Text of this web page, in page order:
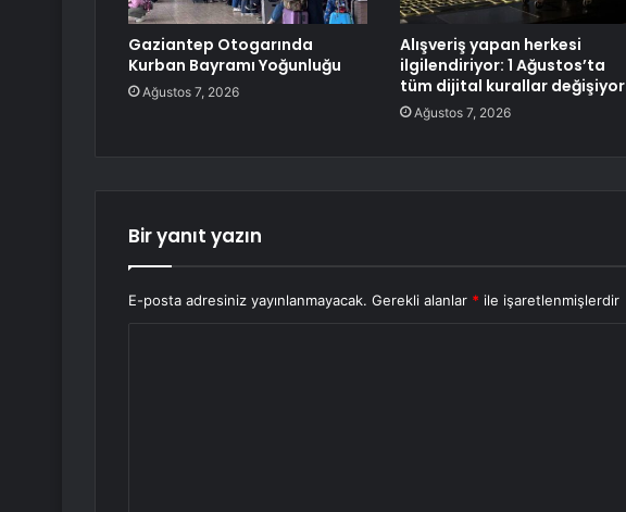
Gaziantep Otogarında
Kurban Bayramı Yoğunluğu
Ağustos 7, 2026
Alışveriş yapan herkesi
ilgilendiriyor: 1 Ağustos’ta
tüm dijital kurallar değişiyor
Ağustos 7, 2026
Bir yanıt yazın
E-posta adresiniz yayınlanmayacak. Gerekli alanlar * ile işaretlenmişlerdir